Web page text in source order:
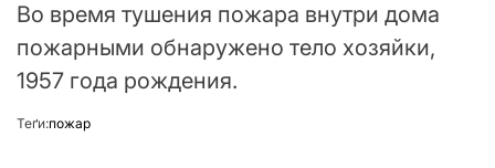
Во время тушения пожара внутри дома
пожарными обнаружено тело хозяйки,
1957 года рождения.
Теґи:пожар